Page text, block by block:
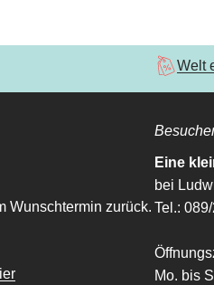
Welt
Wunschtermin zurück.
Eine
bei
Tel.:
Mo. bis